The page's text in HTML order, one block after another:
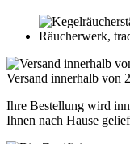
Versand innerhalb von
Ihre Bestellung wird
Ihnen nach Hause